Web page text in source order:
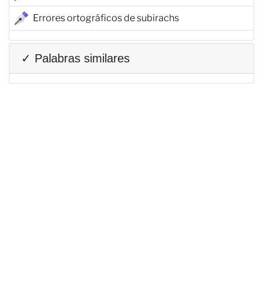
Errores ortográficos de subirachs
✓ Palabras similares